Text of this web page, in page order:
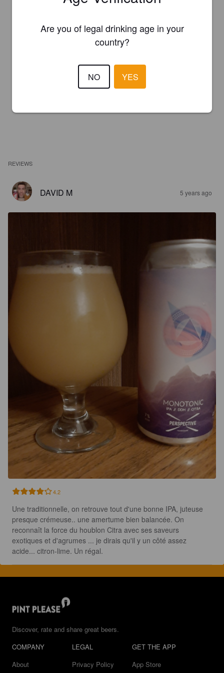
REVIEWS
DAVID M 5 years ago
4.2
Une traditionnelle, on retrouve tout d'une bonne IPA, juteuse
presque crémeuse.. une amertume bien balancée. On
reconnaît la force du houblon Citra avec ses saveurs
exotiques et d'agrumes ... je dirais qu'il y un côté assez
acide... citron-lime. Un régal.
Discover, rate and share great beers.
COMPANY
About
LEGAL
Privacy Policy
GET THE APP
App Store
Are you of legal drinking age in your
country?
NO YES